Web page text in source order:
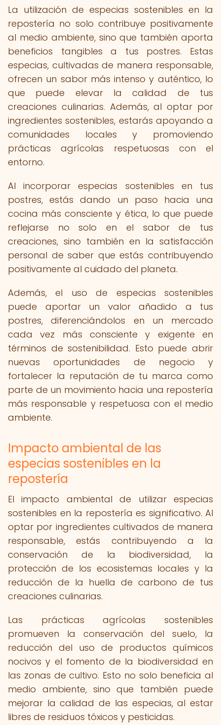
La utilización de especias sostenibles en la
repostería no solo contribuye positivamente
al medio ambiente, sino que también aporta
beneficios tangibles a tus postres. Estas
especias, cultivadas de manera responsable,
ofrecen un sabor más intenso y auténtico, lo
que puede elevar la calidad de tus
creaciones culinarias. Además, al optar por
ingredientes sostenibles, estarás apoyando a
comunidades locales y promoviendo
prácticas agrícolas respetuosas con el
entorno.
Al incorporar especias sostenibles en tus
postres, estás dando un paso hacia una
cocina más consciente y ética, lo que puede
reflejarse no solo en el sabor de tus
creaciones, sino también en la satisfacción
personal de saber que estás contribuyendo
positivamente al cuidado del planeta.
Además, el uso de especias sostenibles
puede aportar un valor añadido a tus
postres, diferenciándolos en un mercado
cada vez más consciente y exigente en
términos de sostenibilidad. Esto puede abrir
nuevas oportunidades de negocio y
fortalecer la reputación de tu marca como
parte de un movimiento hacia una repostería
más responsable y respetuosa con el medio
ambiente.
Impacto ambiental de las
especias sostenibles en la
repostería
El impacto ambiental de utilizar especias
sostenibles en la repostería es significativo. Al
optar por ingredientes cultivados de manera
responsable, estás contribuyendo a la
conservación de la biodiversidad, la
protección de los ecosistemas locales y la
reducción de la huella de carbono de tus
creaciones culinarias.
Las prácticas agrícolas sostenibles
promueven la conservación del suelo, la
reducción del uso de productos químicos
nocivos y el fomento de la biodiversidad en
las zonas de cultivo. Esto no solo beneficia al
medio ambiente, sino que también puede
mejorar la calidad de las especias, al estar
libres de residuos tóxicos y pesticidas.